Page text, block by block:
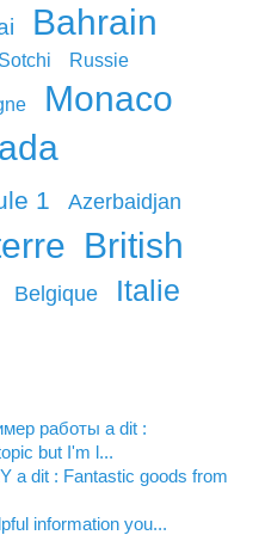
Bahrain
Sotchi Russie
Monaco
1 Azerbaidjan
British
Belgique Italie
работы a dit :
but I'm l...
information you...